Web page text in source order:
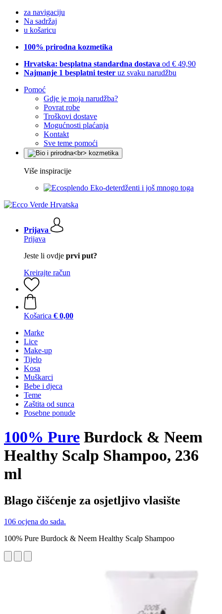
za navigaciju
Na sadržaj
u košaricu
100% prirodna kozmetika
Hrvatska: besplatna standardna dostava od € 49,90
Najmanje 1 besplatni tester uz svaku narudžbu
Pomoć
Gdje je moja narudžba?
Povrat robe
Troškovi dostave
Mogućnosti plaćanja
Kontakt
Sve teme pomoći
Više inspiracije
Eko-deterdženti i još mnogo toga
Prijava
Prijava
Jeste li ovdje prvi put?
Kreirajte račun
Košarica € 0,00
Marke
Lice
Make-up
Tijelo
Kosa
Muškarci
Bebe i djeca
Teme
Zaštita od sunca
Posebne ponude
100% Pure Burdock & Neem
Healthy Scalp Shampoo, 236
ml
Blago čišćenje za osjetljivo vlasište
106 ocjena do sada.
100% Pure Burdock & Neem Healthy Scalp Shampoo